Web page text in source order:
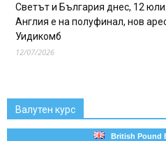
Светът и България днес, 12
Англия е на полуфинал, нов
Уидикомб
12/07/2026
Валутен курс
British Pound